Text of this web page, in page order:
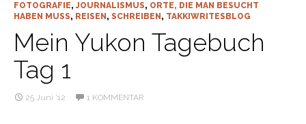
FOTOGRAFIE, JOURNALISMUS, ORTE, DIE MAN BESUCHT
HABEN MUSS, REISEN , SCHREIBEN , TAKKIWRITESBLOG
Mein Yukon Tagebuch
Tag 1
25 Juni ’12 1 KOMMENTAR